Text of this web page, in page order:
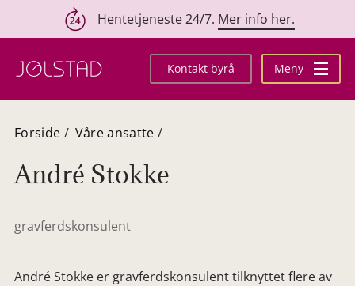
innhold
Hentetjeneste 24/7. Mer info her.
Kontakt byrå Meny
Forside / Våre ansatte /
André Stokke
gravferdskonsulent
André Stokke er gravferdskonsulent tilknyttet flere av